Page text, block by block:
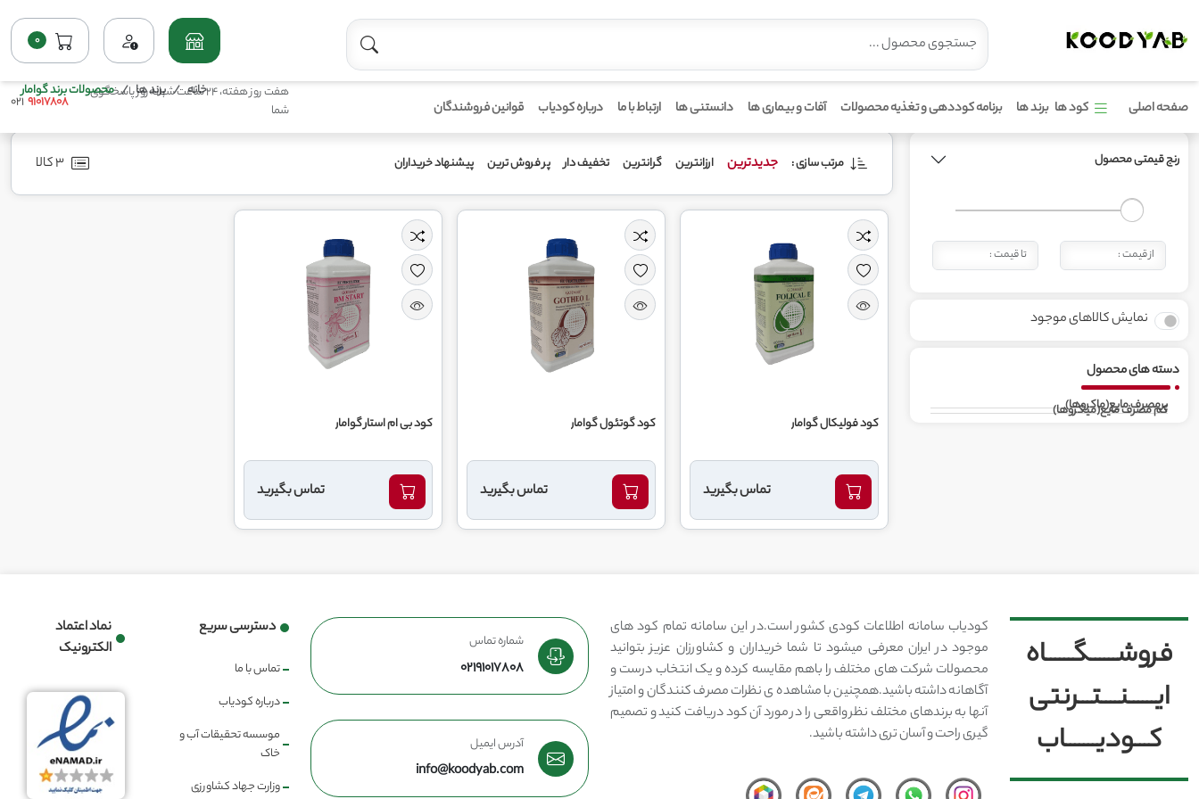
0
صفحه اصلی کود ها برند ها برنامه کوددهی و تغذیه محصولات آفات و بیماری ها دانستنی ها ارتباط با ما درباره کودیاب قوانین فروشندگان
هفت روز هفته، 24 ساعت شبانه‌روز پاسخگوی
شما
91017808
021
خانه برند ها محصولات برند گوامار
رنج قیمتی محصول
نمایش کالاهای موجود
دسته های محصول
پرمصرف مایع(ماکروها)
کم مصرف مایع(میکروها)
مرتب‌ سازی : جدیدترین ارزانترین گرانترین تخفیف دار پر فروش ترین پیشنهاد خریداران 3 کالا
کود فولیکال گوامار
تماس بگیرید
کود گوتئول گوامار
تماس بگیرید
کود بی ام استار گوامار
تماس بگیرید
فروشــــــگــــــاه
ایــــــنــــتـــرنتی
کـــودیـــــــاب
کودیاب سامانه اطلاعات کودی کشور است.در این سامانه تمام کود های
موجود در ایران معرفی میشود تا شما خریداران و کشاورزان عزیز بتوانید
محصولات شرکت های مختلف را باهم مقایسه کرده و یک انتخاب درست و
آگاهانه داشته باشید.همچنین با مشاهده ی نظرات مصرف کنندگان و امتیاز
آنها به برندهای مختلف نظر واقعی را در مورد آن کود دریافت کنید و تصمیم
گیری راحت و آسان تری داشته باشید.
شماره تماس
02191017808
آدرس ایمیل
info@koodyab.com
دسترسی سریع
تماس با ما
درباره کودیاب
موسسه تحقیقات آب و
خاک
وزارت جهاد کشاورزی
نماد اعتماد
الکترونیک